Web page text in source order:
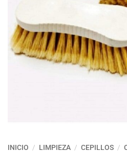
INICIO / LIMPIEZA / CEPILLOS /